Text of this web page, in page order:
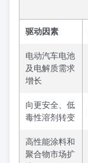
驱动因素
电动汽车电池
及电解质需求
增长
向更安全、低
毒性溶剂转变
高性能涂料和
聚合物市场扩